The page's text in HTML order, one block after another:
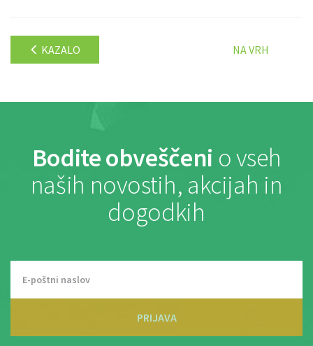
KAZALO NA VRH
Bodite obveščeni o vseh
naših novostih, akcijah in
dogodkih
PRIJAVA